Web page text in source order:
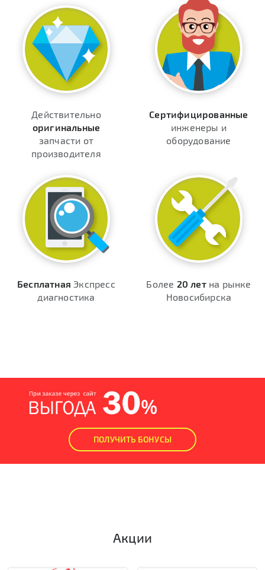
Действительно
оригинальные
запчасти от
производителя
Сертифицированные
инженеры и
оборудование
Бесплатная Экспресс
диагностика
Более 20 летна рынке
Новосибирска
ПОЛУЧИТЬ БОНУСЫ
Акции